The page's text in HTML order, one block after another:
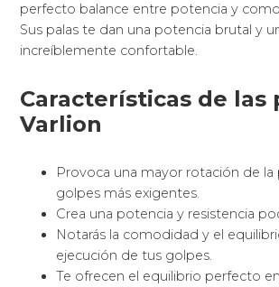
perfecto balance entre potencia y
Sus palas te dan una potencia brutal y
increíblemente confortable.
Características de las
Varlion
Provoca una mayor rotación de la
golpes más exigentes.
Crea una potencia y resistencia
Notarás la comodidad y el
ejecución de tus golpes.
Te ofrecen el equilibrio perfecto